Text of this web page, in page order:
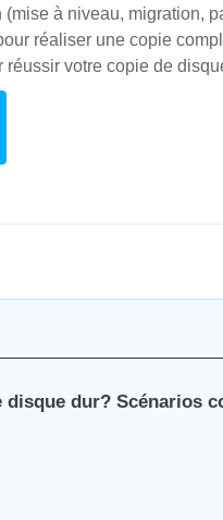
(mise à niveau, migration,
réaliser une copie
votre copie de
dur? Scénarios